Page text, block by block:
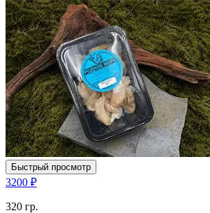
Быстрый просмотр
3200 ₽
320 гр.